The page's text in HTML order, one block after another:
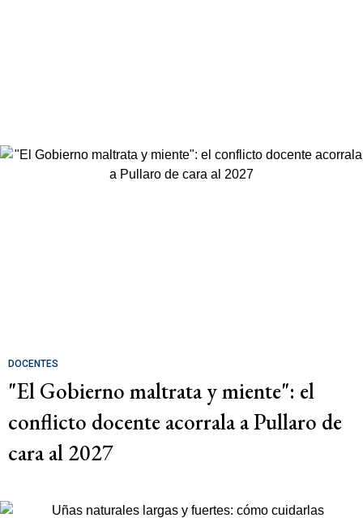
DOCENTES
"El Gobierno maltrata y miente": el
conflicto docente acorrala a Pullaro de
cara al 2027